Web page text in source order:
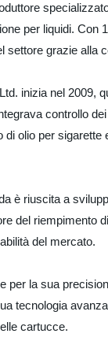
per liquidi. Con
settore grazie
inizia nel 2009,
controllo
olio per
è riuscita a
del riempimento
del mercato.
per la sua
tecnologia
cartucce.